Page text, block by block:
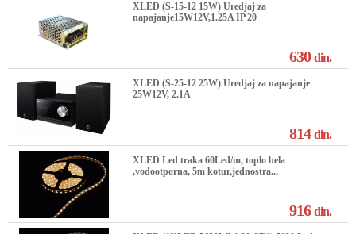
XLED (S-15-12 15W) Uredjaj za
napajanje15W12V,1.25A IP 20
630din.
XLED (S-25-12 25W) Uredjaj za napajanje
25W12V, 2.1A
814din.
XLED Led traka 60Led/m, toplo bela
,vodootporna, 5m kotur,jednostra...
916din.